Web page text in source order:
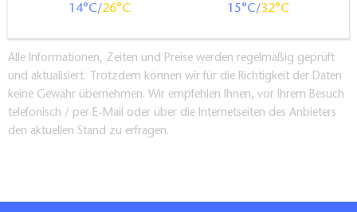
14 26 15 32
Alle Informationen, Zeiten und Preise werden regelmäßig geprüft
und aktualisiert. Trotzdem können wir für die Richtigkeit der Daten
keine Gewähr übernehmen. Wir empfehlen Ihnen, vor Ihrem Besuch
telefonisch / per E-Mail oder über die Internetseiten des Anbieters
den aktuellen Stand zu erfragen.